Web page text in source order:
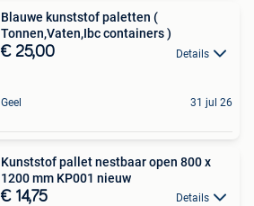
Blauwe kunststof paletten (
Tonnen,Vaten,Ibc containers )
€ 25,00 Details
Geel 31 jul 26
Kunststof pallet nestbaar open 800 x
1200 mm KP001 nieuw
€ 14,75 Details